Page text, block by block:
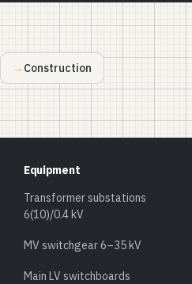
Construction
Equipment
Transformer substations
6(10)/0.4 kV
MV switchgear 6–35 kV
Main LV switchboards